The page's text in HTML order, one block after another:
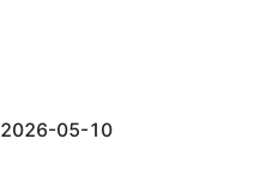
2026-05-10